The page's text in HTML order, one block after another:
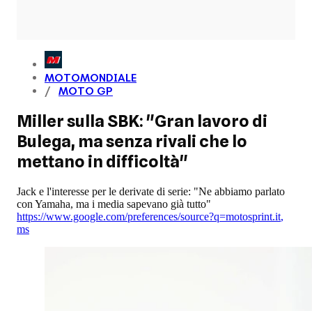
MOTOMONDIALE
MOTO GP
Miller sulla SBK: "Gran lavoro di
Bulega, ma senza rivali che lo
mettano in difficoltà"
Jack e l'interesse per le derivate di serie: "Ne abbiamo parlato
con Yamaha, ma i media sapevano già tutto"
https://www.google.com/preferences/source?q=motosprint.it,
ms